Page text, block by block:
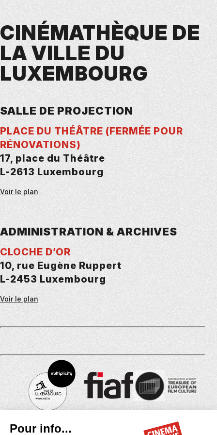
CINÉMATHÈQUE DE
LA VILLE DU
LUXEMBOURG
SALLE DE PROJECTION
PLACE DU THÉÂTRE (FERMÉE POUR
RÉNOVATIONS)
17, place du Théâtre
L-2613 Luxembourg
Voir le plan
ADMINISTRATION & ARCHIVES
CLOCHE D’OR
10, rue Eugène Ruppert
L-2453 Luxembourg
Voir le plan